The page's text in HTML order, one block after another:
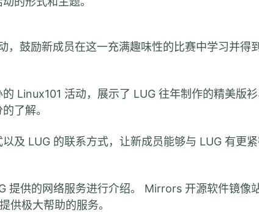
鼓励新成员在这一充满趣味性的比赛中学习并得
Linux101 活动，展示了 LUG 往年制作的精美版
了解。
及 LUG 的联系方式，让新成员能够与 LUG 有更
提供的网络服务进行介绍。 Mirrors 开源软件镜像
供极大帮助的服务。